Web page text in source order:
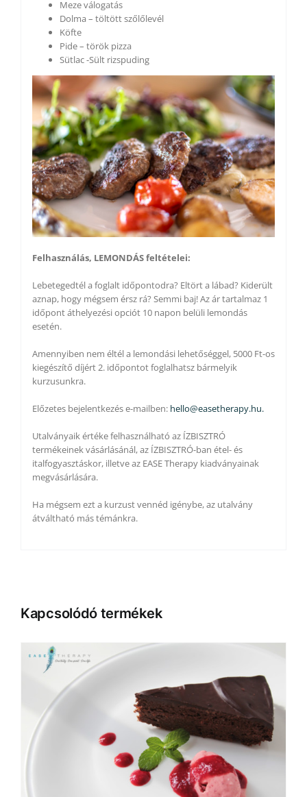
Meze válogatás
Dolma – töltött szőlőlevél
Köfte
Pide – török pizza
Sütlac -Sült rizspuding
Felhasználás, LEMONDÁS feltételei:
Lebetegedtél a foglalt időpontodra? Eltört a lábad? Kiderült
aznap, hogy mégsem érsz rá? Semmi baj! Az ár tartalmaz 1
időpont áthelyezési opciót 10 napon belüli lemondás
esetén.
Amennyiben nem éltél a lemondási lehetőséggel, 5000 Ft-os
kiegészítő díjért 2. időpontot foglalhatsz bármelyik
kurzusunkra.
Előzetes bejelentkezés e-mailben: hello@easetherapy.hu.
Utalványaik értéke felhasználható az ÍZBISZTRÓ
termékeinek vásárlásánál, az ÍZBISZTRÓ-ban étel- és
italfogyasztáskor, illetve az EASE Therapy kiadványainak
megvásárlására.
Ha mégsem ezt a kurzust vennéd igénybe, az utalvány
átváltható más témánkra.
Kapcsolódó termékek